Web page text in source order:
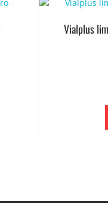
Vialplus